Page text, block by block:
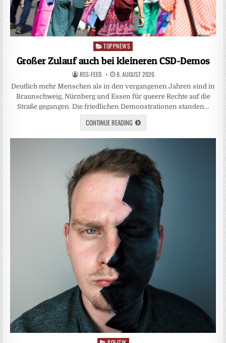
Posted
in
TOPPNEWS
Großer Zulauf auch bei kleineren CSD-Demos
RSS-FEED 8. AUGUST 2026
Deutlich mehr Menschen als in den vergangenen Jahren sind in
Braunschweig, Nürnberg und Essen für queere Rechte auf die
Straße gegangen. Die friedlichen Demonstrationen standen…
CONTINUE READING